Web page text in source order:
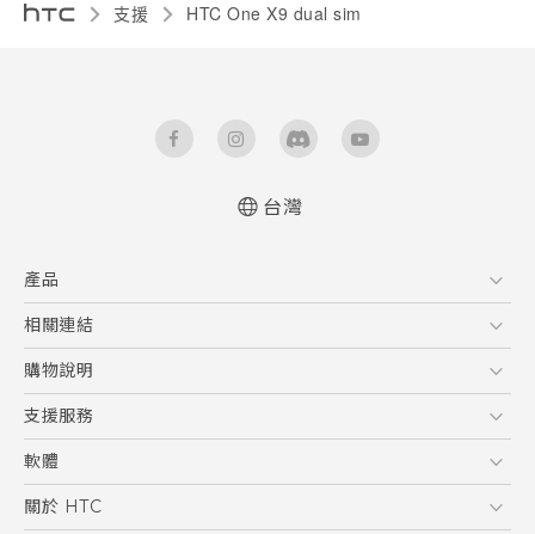
支援 HTC One X9 dual sim‎
台灣
產品
5G
智慧型手機
配件
相關連結
HTC Research
購物說明
購物須知
訂單管理
付款方式
支援服務
到府收送維修服務
服務中心資訊
軟體
應用程式
關於 HTC